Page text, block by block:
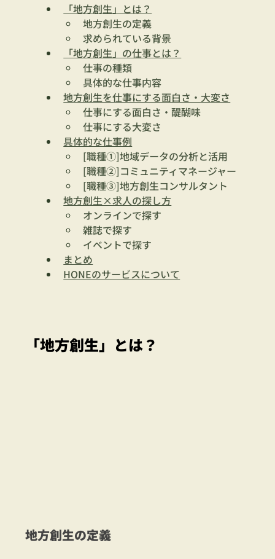
「地方創生」とは？
地方創生の定義
求められている背景
「地方創生」の仕事とは？
仕事の種類
具体的な仕事内容
地方創生を仕事にする面白さ・大変さ
仕事にする面白さ・醍醐味
仕事にする大変さ
具体的な仕事例
[職種①]地域データの分析と活用
[職種②]コミュニティマネージャー
[職種③]地方創生コンサルタント
地方創生×求人の探し方
オンラインで探す
雑誌で探す
イベントで探す
まとめ
HONEのサービスについて
「地方創生」とは？
地方創生の定義